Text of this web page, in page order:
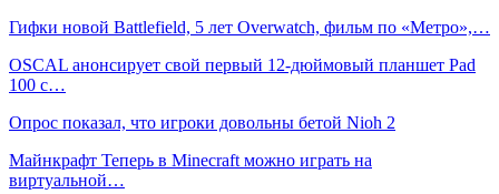
Гифки новой Battlefield, 5 лет Overwatch, фильм по «Метро»,…
OSCAL анонсирует свой первый 12-дюймовый планшет Pad
100 с…
Опрос показал, что игроки довольны бетой Nioh 2
Майнкрафт Теперь в Minecraft можно играть на
виртуальной…